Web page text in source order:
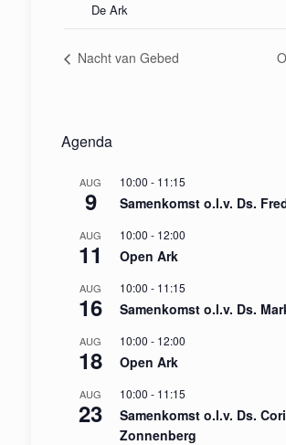
De Ark
Nacht van Gebed
Agenda
AUG
9
10:00 - 11:15
Samenkomst o.l.v. Ds.
AUG
11
10:00 - 12:00
Open Ark
AUG
16
10:00 - 11:15
Samenkomst o.l.v. Ds.
AUG
18
10:00 - 12:00
Open Ark
AUG
23
10:00 - 11:15
Samenkomst o.l.v. Ds.
Zonnenberg